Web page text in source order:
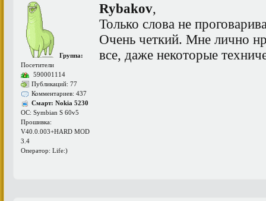
Группа:
Посетители
590001114
Публикаций: 77
Комментариев: 437
Смарт: Nokia 5230
ОС: Symbian S 60v5
Прошивка:
V40.0.003+HARD MOD
3.4
Оператор: Life:)
Rybakov,
Только слова не
Очень четкий. Мне лично
все, даже некоторые